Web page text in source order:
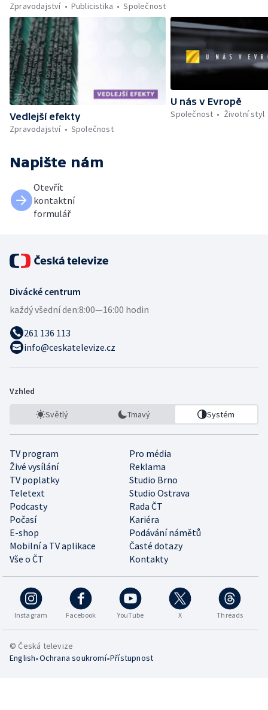
Zpravodajství
Publicistika Společnost
Vedlejší efekty
Zpravodajství
Společnost
U nás v Evropě
Společnost
Životní styl
Napište nám
Otevřít
kontaktní
formulář
Divácké centrum
každý všední den:8:00—16:00 hodin
261 136 113
info@ceskatelevize.cz
Vzhled
Světlý Tmavý Systém
TV program
Pro média
Živé vysílání
Reklama
TV poplatky
Studio Brno
Teletext
Studio Ostrava
Podcasty
Rada ČT
Počasí
Kariéra
E-shop
Podávání námětů
Mobilní a TV aplikace
Časté dotazy
Vše o ČT
Kontakty
Instagram Facebook YouTube X Threads
© Česká televize
English•Ochrana soukromí•Přístupnost